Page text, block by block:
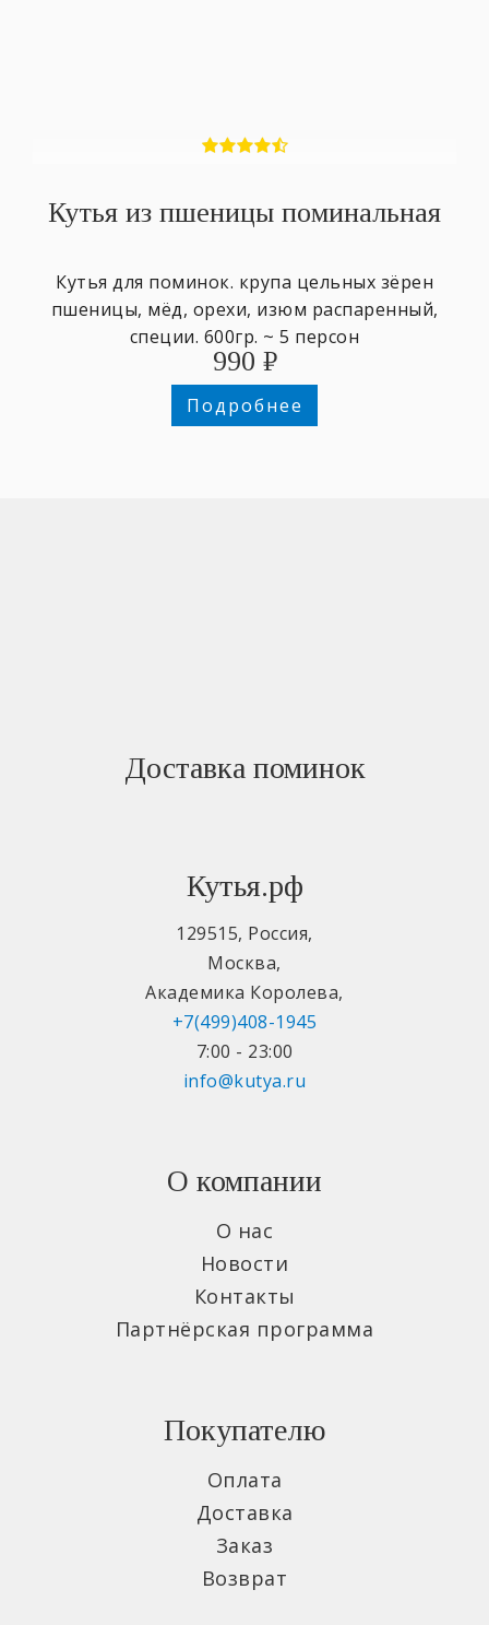
Кутья из пшеницы поминальная
Кутья для поминок. крупа цельных зёрен
пшеницы, мёд, орехи, изюм распаренный,
специи. 600гр. ~ 5 персон
990 ₽
Подробнее
Доставка поминок
Кутья.рф
129515, Россия,
Москва,
Академика Королева,
+7(499)408-1945
7:00 - 23:00
info@kutya.ru
О компании
О нас
Новости
Контакты
Партнёрская программа
Покупателю
Оплата
Доставка
Заказ
Возврат